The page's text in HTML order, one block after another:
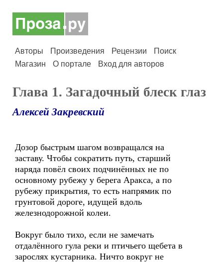
Авторы Произведения Рецензии
Поиск
Магазин
О портале Вход для авторов
Глава 1. Загадочный блеск глаз
Алексей Закревский
Дозор быстрым шагом возвращался на
заставу. Чтобы сократить путь, старший
наряда повёл своих подчинённых не по
основному рубежу у берега Аракса, а по
рубежу прикрытия, то есть напрямик по
грунтовой дороге, идущей вдоль
железнодорожной колеи.
Вокруг было тихо, если не замечать
отдалённого гула реки и птичьего щебета в
зарослях кустарника. Ничто вокруг не